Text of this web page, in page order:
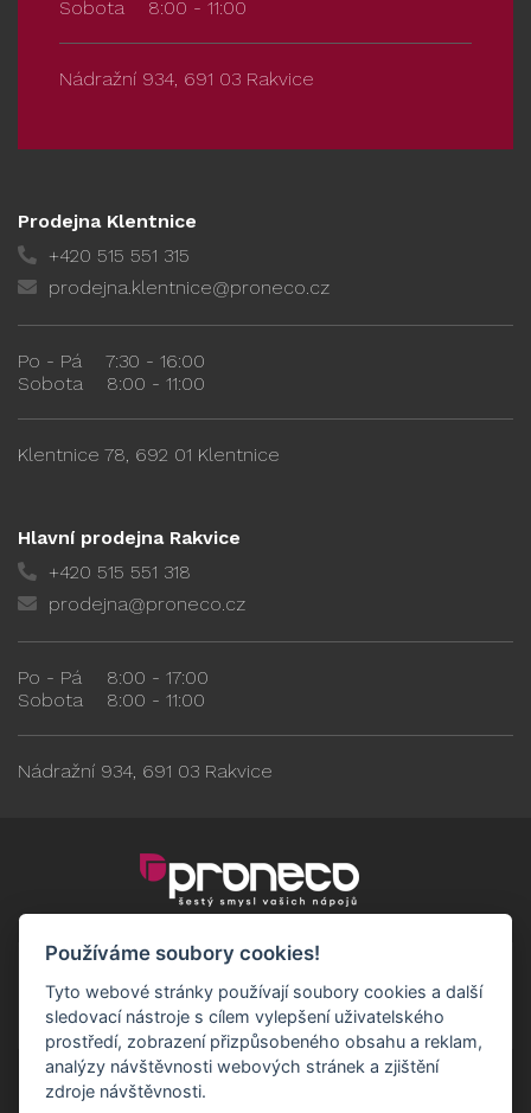
Sobota
8:00 - 11:00
Nádražní 934, 691 03 Rakvice
Prodejna Klentnice
+420 515 551 315
prodejna.klentnice@proneco.cz
Po - Pá
7:30 - 16:00
Sobota
8:00 - 11:00
Klentnice 78, 692 01 Klentnice
Hlavní prodejna Rakvice
+420 515 551 318
prodejna@proneco.cz
Po - Pá
8:00 - 17:00
Sobota
8:00 - 11:00
Nádražní 934, 691 03 Rakvice
Používáme soubory cookies!
Tyto webové stránky používají soubory cookies a další
sledovací nástroje s cílem vylepšení uživatelského
prostředí, zobrazení přizpůsobeného obsahu a reklam,
analýzy návštěvnosti webových stránek a zjištění
zdroje návštěvnosti.